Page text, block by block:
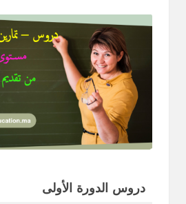
دروس الدورة الأولى